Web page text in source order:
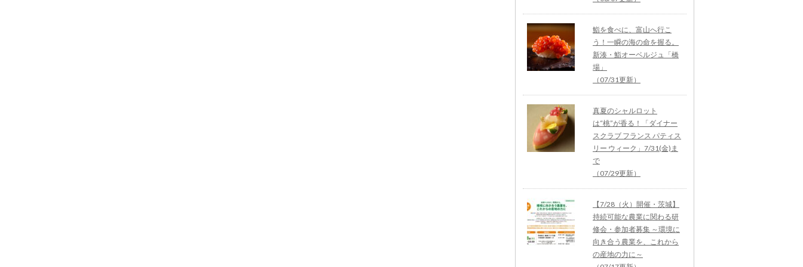
鮨を食べに、富山へ行こ
う！一瞬の海の命を握る。
新湊・鮨オーベルジュ「橋
場」
（07/31更新）
真夏のシャルロット
は“桃”が香る！「ダイナー
スクラブ フランス パティス
リー ウィーク」7/31(金)ま
で
（07/29更新）
【7/28（火）開催・茨城】
持続可能な農業に関わる研
修会・参加者募集 ～環境に
向き合う農業を、これから
の産地の力に～